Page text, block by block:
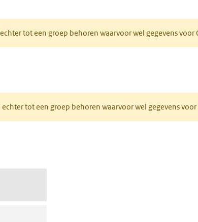
tot een groep behoren waarvoor wel gegevens voor
tot een groep behoren waarvoor wel gegevens